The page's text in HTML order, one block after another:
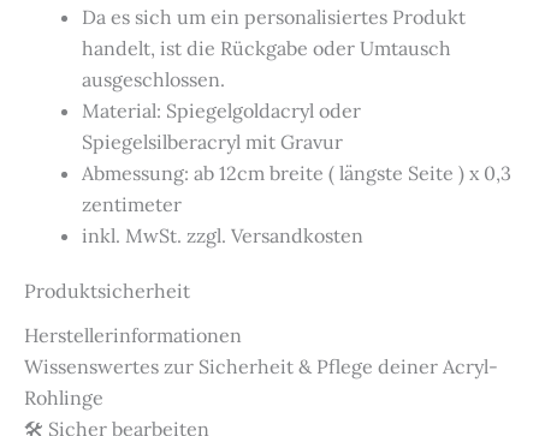
Da es sich um ein personalisiertes Produkt
handelt, ist die Rückgabe oder Umtausch
ausgeschlossen.
Material: Spiegelgoldacryl oder
Spiegelsilberacryl mit Gravur
Abmessung: ab 12cm breite ( längste Seite ) x 0,3
zentimeter
inkl. MwSt. zzgl. Versandkosten
Produktsicherheit
Herstellerinformationen
Wissenswertes zur Sicherheit & Pflege deiner Acryl-
Rohlinge
🛠️ Sicher bearbeiten